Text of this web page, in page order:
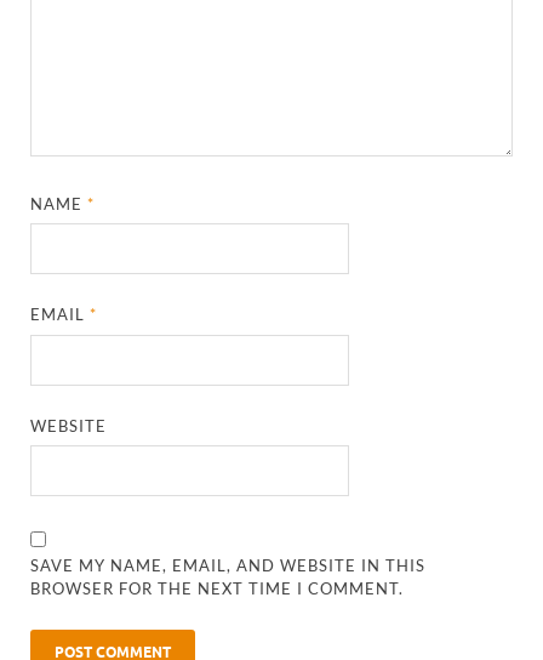
NAME*
EMAIL*
WEBSITE
SAVE MY NAME, EMAIL, AND WEBSITE IN THIS
BROWSER FOR THE NEXT TIME I COMMENT.